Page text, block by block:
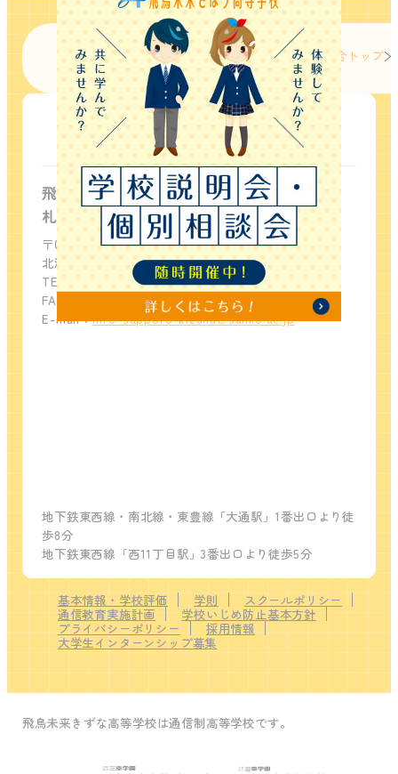
グループTOP 飛鳥未来きずな高等学校 総合トップ
札幌キャンパス
飛鳥未来きずな高等学校
札幌キャンパス
〒060-0061
北海道札幌市中央区南1条西9丁目11-1
TEL：011-221-5631
FAX：011-221-5632
E-mail：info-sapporo-kizuna@sanko.ac.jp
地下鉄東西線・南北線・東豊線「大通駅」1番出口より徒
歩8分
地下鉄東西線「西11丁目駅」3番出口より徒歩5分
基本情報・学校評価 学則
スクールポリシー
通信教育実施計画
学校いじめ防止基本方針
プライバシーポリシー
採用情報
大学生インターンシップ募集
飛鳥未来きずな高等学校は通信制高等学校です。